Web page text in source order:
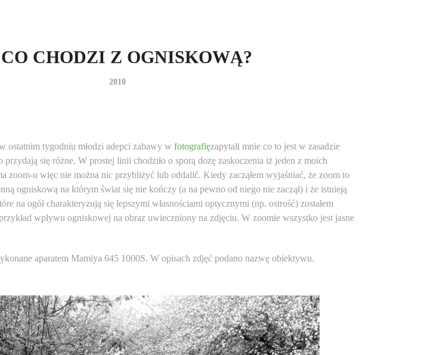
CHODZI Z OGNISKOWĄ?
2010
ostatnim tygodniu młodzi adepci zabawy w fotografięzapytali mnie co to jest w zasadzie
się różne. W prostej linii chodziło o sporą dozę zaskoczenia iż jeden z moich
zoom-u więc nie można nic przybliżyć lub oddalić. Kiedy zacząłem wyjaśniać, że zoom to
ogniskową na którym świat się nie kończy (a na pewno od niego nie zaczął) i że istnieją
na ogół charakteryzują się lepszymi własnościami optycznymi (np. ostrość) zostałem
wpływu ogniskowej na obraz uwieczniony na zdjęciu. W zoomie wszystko jest jasne
aparatem Mamiya 645 1000S. W opisach zdjęć podano nazwę obiektywu.